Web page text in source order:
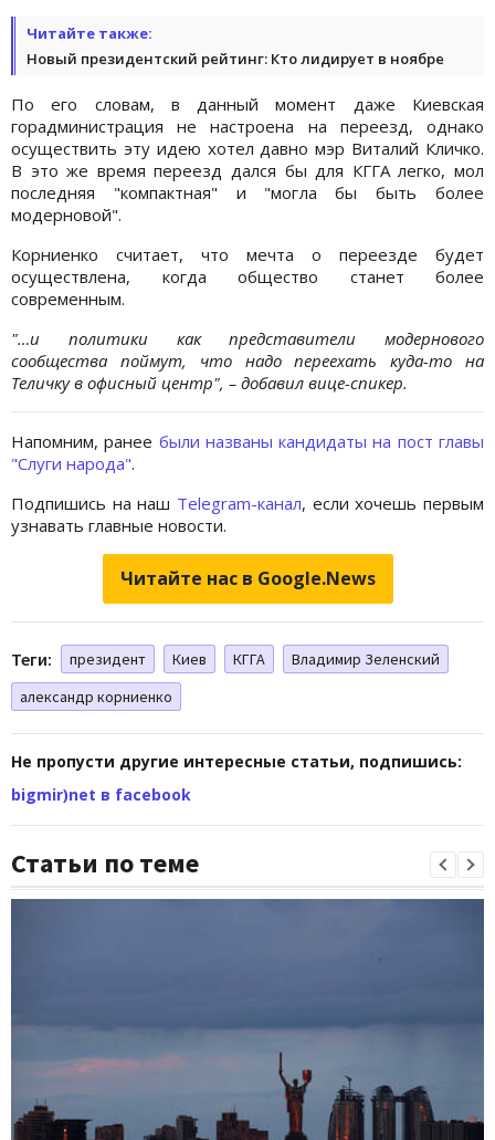
Читайте также:
Новый президентский рейтинг: Кто лидирует в ноябре
По его словам, в данный момент даже Киевская
горадминистрация не настроена на переезд, однако
осуществить эту идею хотел давно мэр Виталий Кличко.
В это же время переезд дался бы для КГГА легко, мол
последняя "компактная" и "могла бы быть более
модерновой".
Корниенко считает, что мечта о переезде будет
осуществлена, когда общество станет более
современным.
"…и политики как представители модернового
сообщества поймут, что надо переехать куда-то на
Теличку в офисный центр", – добавил вице-спикер.
Напомним, ранее были названы кандидаты на пост главы
"Слуги народа".
Подпишись на наш Telegram-канал, если хочешь первым
узнавать главные новости.
Читайте нас в Google.News
Теги: президент Киев КГГА
Владимир Зеленский
александр корниенко
Не пропусти другие интересные статьи, подпишись:
bigmir)net в facebook
Статьи по теме